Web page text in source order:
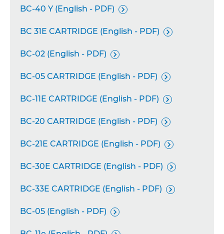
BC-40 Y (English - PDF) 
BC 31E CARTRIDGE (English - PDF) 
BC-02 (English - PDF) 
BC-05 CARTRIDGE (English - PDF) 
BC-11E CARTRIDGE (English - PDF) 
BC-20 CARTRIDGE (English - PDF) 
BC-21E CARTRIDGE (English - PDF) 
BC-30E CARTRIDGE (English - PDF) 
BC-33E CARTRIDGE (English - PDF) 
BC-05 (English - PDF) 